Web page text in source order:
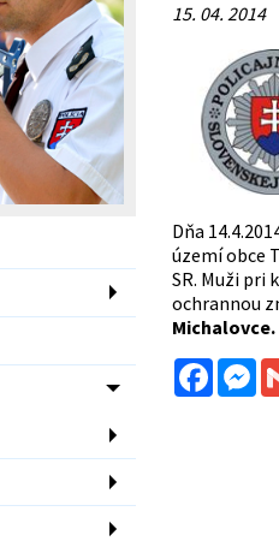
15. 04. 2014
Dňa
území obce
SR. Muži
ochrannou
Michalovce.